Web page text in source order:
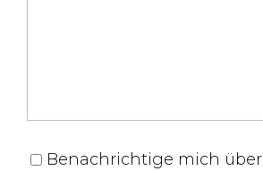
Benachrichtige mich über